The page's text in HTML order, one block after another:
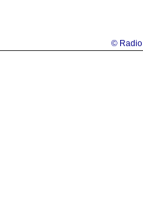
© Radio